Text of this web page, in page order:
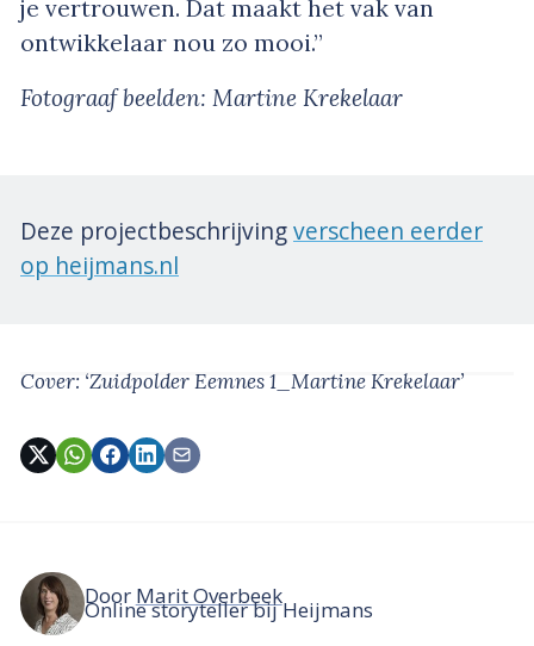
je vertrouwen. Dat maakt het vak van
ontwikkelaar nou zo mooi.”
Fotograaf beelden: Martine Krekelaar
Deze projectbeschrijvingverscheen eerder
op heijmans.nl
Cover: ‘Zuidpolder Eemnes 1_Martine Krekelaar’
Door Marit Overbeek
Online storyteller bij Heijmans